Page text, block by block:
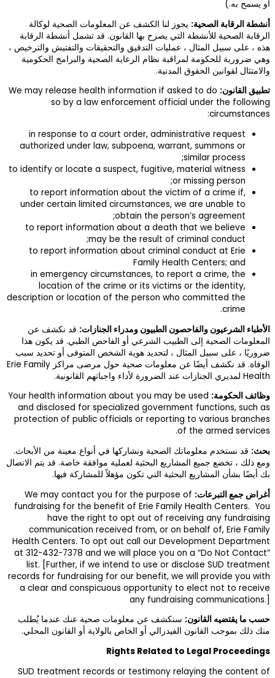
الصحية لوكالة
أنشطة الرقابة
والتفتيش والترخيص ،
الحكومية
We may release
so by a
in response
authorized
to identify or
to report
under certain
to report
to report
in
location of
description or
قد نكشف عن
قد يكون هذا
أو تحديد سبب
الوفاة. قد نكشف أيضًا عن معلومات صحية حول مرضى مراكز Erie Family
Your health
and disclosed
protection of
معينة من الأبحاث.
خاصة. قد يتم الاتصال
فيها.
We may
fundraising for
have the
Health Centers.
at 312-432-7378
list. [Further,
records for
a clear and
عنك عندما يُطلب
القانون المحلي.
SUD treatment